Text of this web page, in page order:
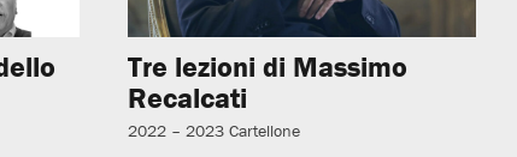
Tre lezioni di Massimo
Recalcati
2022 – 2023 Cartellone